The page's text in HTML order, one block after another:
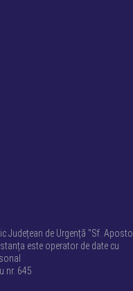
Județean de Urgență "Sf. Apostol
este operator de date cu
nr. 645